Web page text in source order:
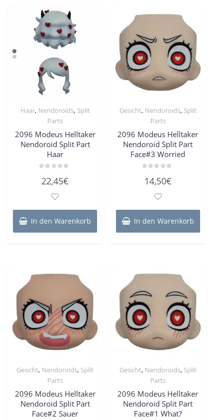
Haar, Nendoroids, Split
Parts
2096 Modeus Helltaker
Nendoroid Split Part
Haar
mit
22,45€
In den Warenkorb
Gesicht, Nendoroids, Split
Parts
2096 Modeus Helltaker
Nendoroid Split Part
Face#3 Worried
mit
14,50€
In den Warenkorb
Gesicht, Nendoroids, Split
Parts
2096 Modeus Helltaker
Nendoroid Split Part
Face#2 Sauer
Gesicht, Nendoroids, Split
Parts
2096 Modeus Helltaker
Nendoroid Split Part
Face#1 What?